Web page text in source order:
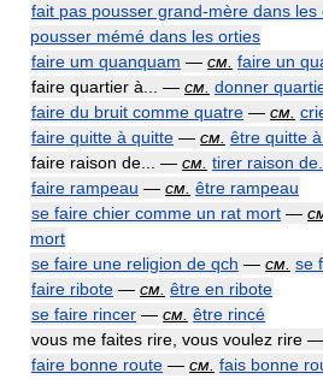
fait pas pousser grand-mère dans les
pousser mémé dans les orties
faire um quanquam — см. faire un
faire quartier à... — см. donner
faire du bruit comme quatre — см.
faire quitte à quitte — см. être quitte
faire raison de... — см. tirer raison de...
faire rampeau — см. être rampeau
se faire chier comme un rat mort —
mort
se faire une religion de qch — см. se
faire ribote — см. être en ribote
se faire rincer — см. être rincé
vous me faites rire, vous voulez rire —
faire bonne route — см. fais bonne